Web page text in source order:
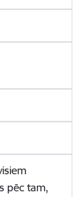
pēc tam,